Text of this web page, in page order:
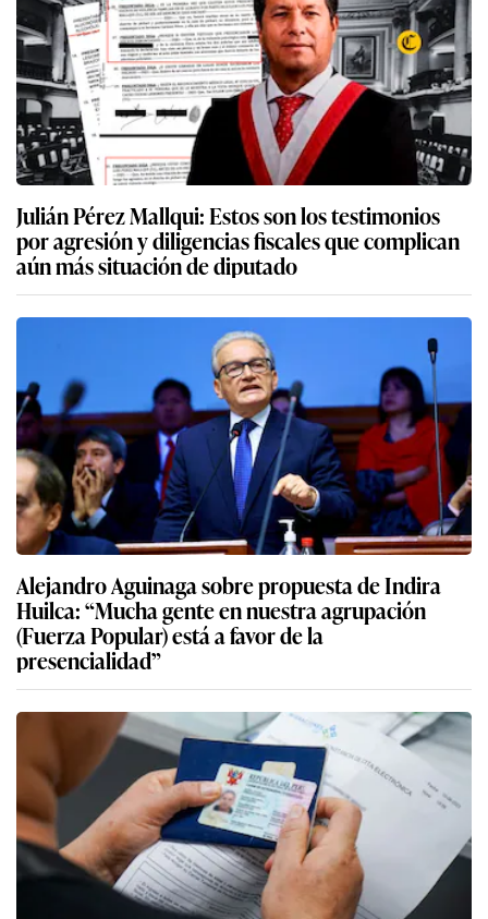
Julián Pérez Mallqui: Estos son los testimonios
por agresión y diligencias fiscales que complican
aún más situación de diputado
Alejandro Aguinaga sobre propuesta de Indira
Huilca: “Mucha gente en nuestra agrupación
(Fuerza Popular) está a favor de la
presencialidad”